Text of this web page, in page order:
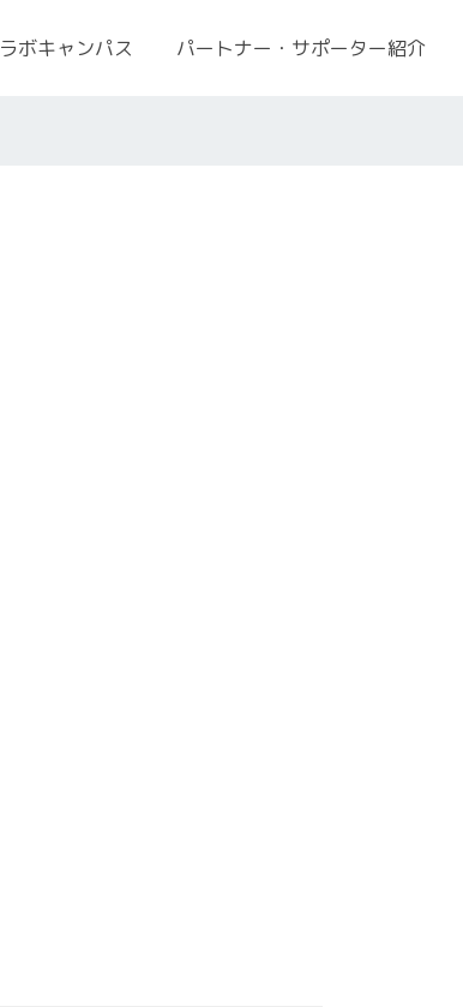
ラボキャンパス パートナー・サポーター紹介